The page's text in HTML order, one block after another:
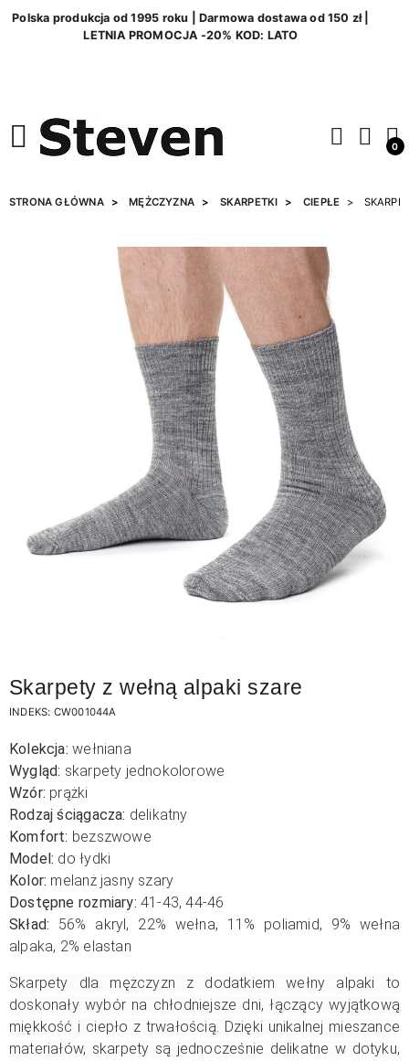
Polska produkcja od 1995 roku | Darmowa dostawa od 150 zł |
LETNIA PROMOCJA -20% KOD: LATO
0
STRONA GŁÓWNA MĘŻCZYZNA SKARPETKI CIEPŁE
Skarpety z wełną alpaki szare
INDEKS: CW001044A
Kolekcja: wełniana
Wygląd: skarpety jednokolorowe
Wzór: prążki
Rodzaj ściągacza: delikatny
Komfort: bezszwowe
Model: do łydki
Kolor: melanż jasny szary
Dostępne rozmiary: 41-43, 44-46
Skład: 56% akryl, 22% wełna, 11% poliamid, 9% wełna
alpaka, 2% elastan
Skarpety dla mężczyzn z dodatkiem wełny alpaki to
doskonały wybór na chłodniejsze dni, łączący wyjątkową
miękkość i ciepło z trwałością. Dzięki unikalnej mieszance
materiałów, skarpety są jednocześnie delikatne w dotyku,